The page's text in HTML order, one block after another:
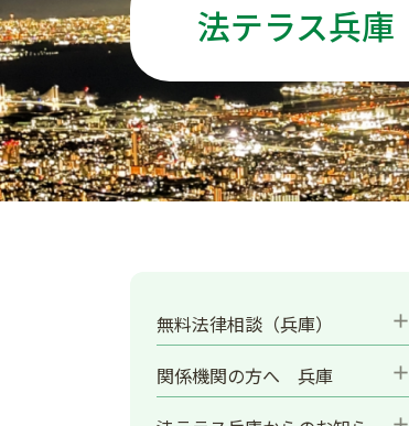
法テラス兵庫
無料法律相談（兵庫） add
関係機関の方へ 兵庫 add